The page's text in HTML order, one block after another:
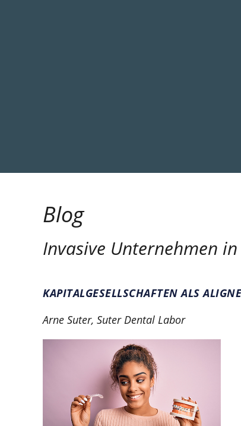
Blog
Invasive Unternehmen
KAPITALGESELLSCHAFTEN ALS
Arne Suter, Suter Dental Labor